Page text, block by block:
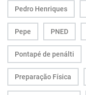
Pedro Henriques
Pepe PNED
Pontapé de penálti
Preparação Física